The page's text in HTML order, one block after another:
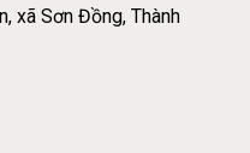
xã Sơn Đồng, Thành